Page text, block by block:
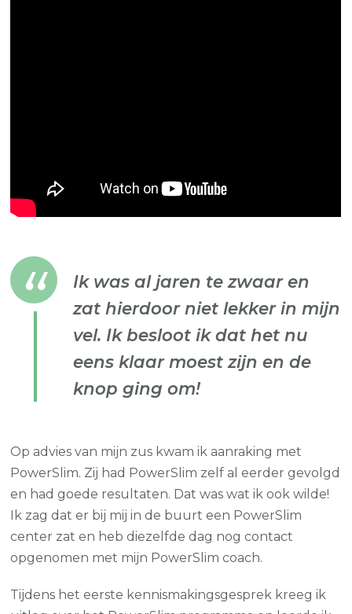
Ik was al jaren te zwaar en
zat hierdoor niet lekker in mijn
vel. Ik besloot ik dat het nu
eens klaar moest zijn en de
knop ging om!
Op advies van mijn zus kwam ik aanraking met
PowerSlim. Zij had PowerSlim zelf al eerder gevolgd
en had goede resultaten. Dat was wat ik ook wilde!
Ik zag dat er bij mij in de buurt een PowerSlim
center zat en heb diezelfde dag nog contact
opgenomen met mijn PowerSlim coach.
Tijdens het eerste kennismakingsgesprek kreeg ik